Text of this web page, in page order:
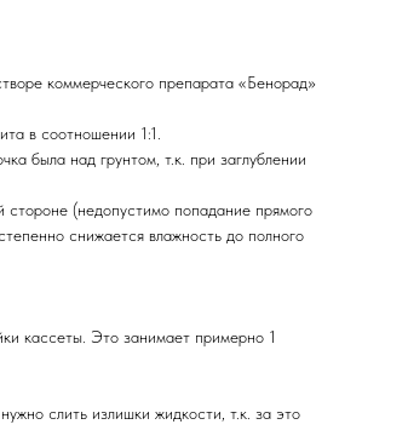
коммерческого препарата «Бенорад»
в соотношении 1:1.
была над грунтом, т.к. при заглублении
(недопустимо попадание прямого
снижается влажность до полного
кассеты. Это занимает примерно 1
слить излишки жидкости, т.к. за это